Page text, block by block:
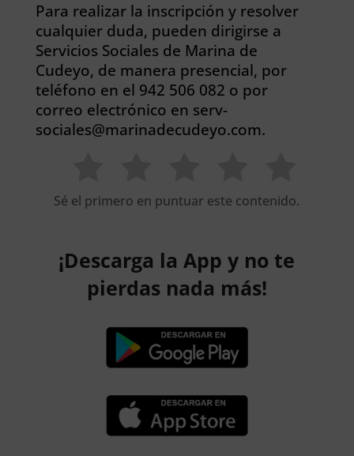
Para realizar la inscripción y resolver
cualquier duda, pueden dirigirse a
Servicios Sociales de Marina de
Cudeyo, de manera presencial, por
teléfono en el 942 506 082 o por
correo electrónico en serv-
sociales@marinadecudeyo.com.
Sé el primero en puntuar este contenido.
¡Descarga la App y no te
pierdas nada más!